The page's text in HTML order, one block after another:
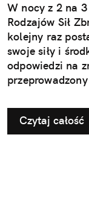
W nocy z 2 na
Rodzajów Sił
kolejny raz
swoje siły i
odpowiedzi na
Czytaj całość